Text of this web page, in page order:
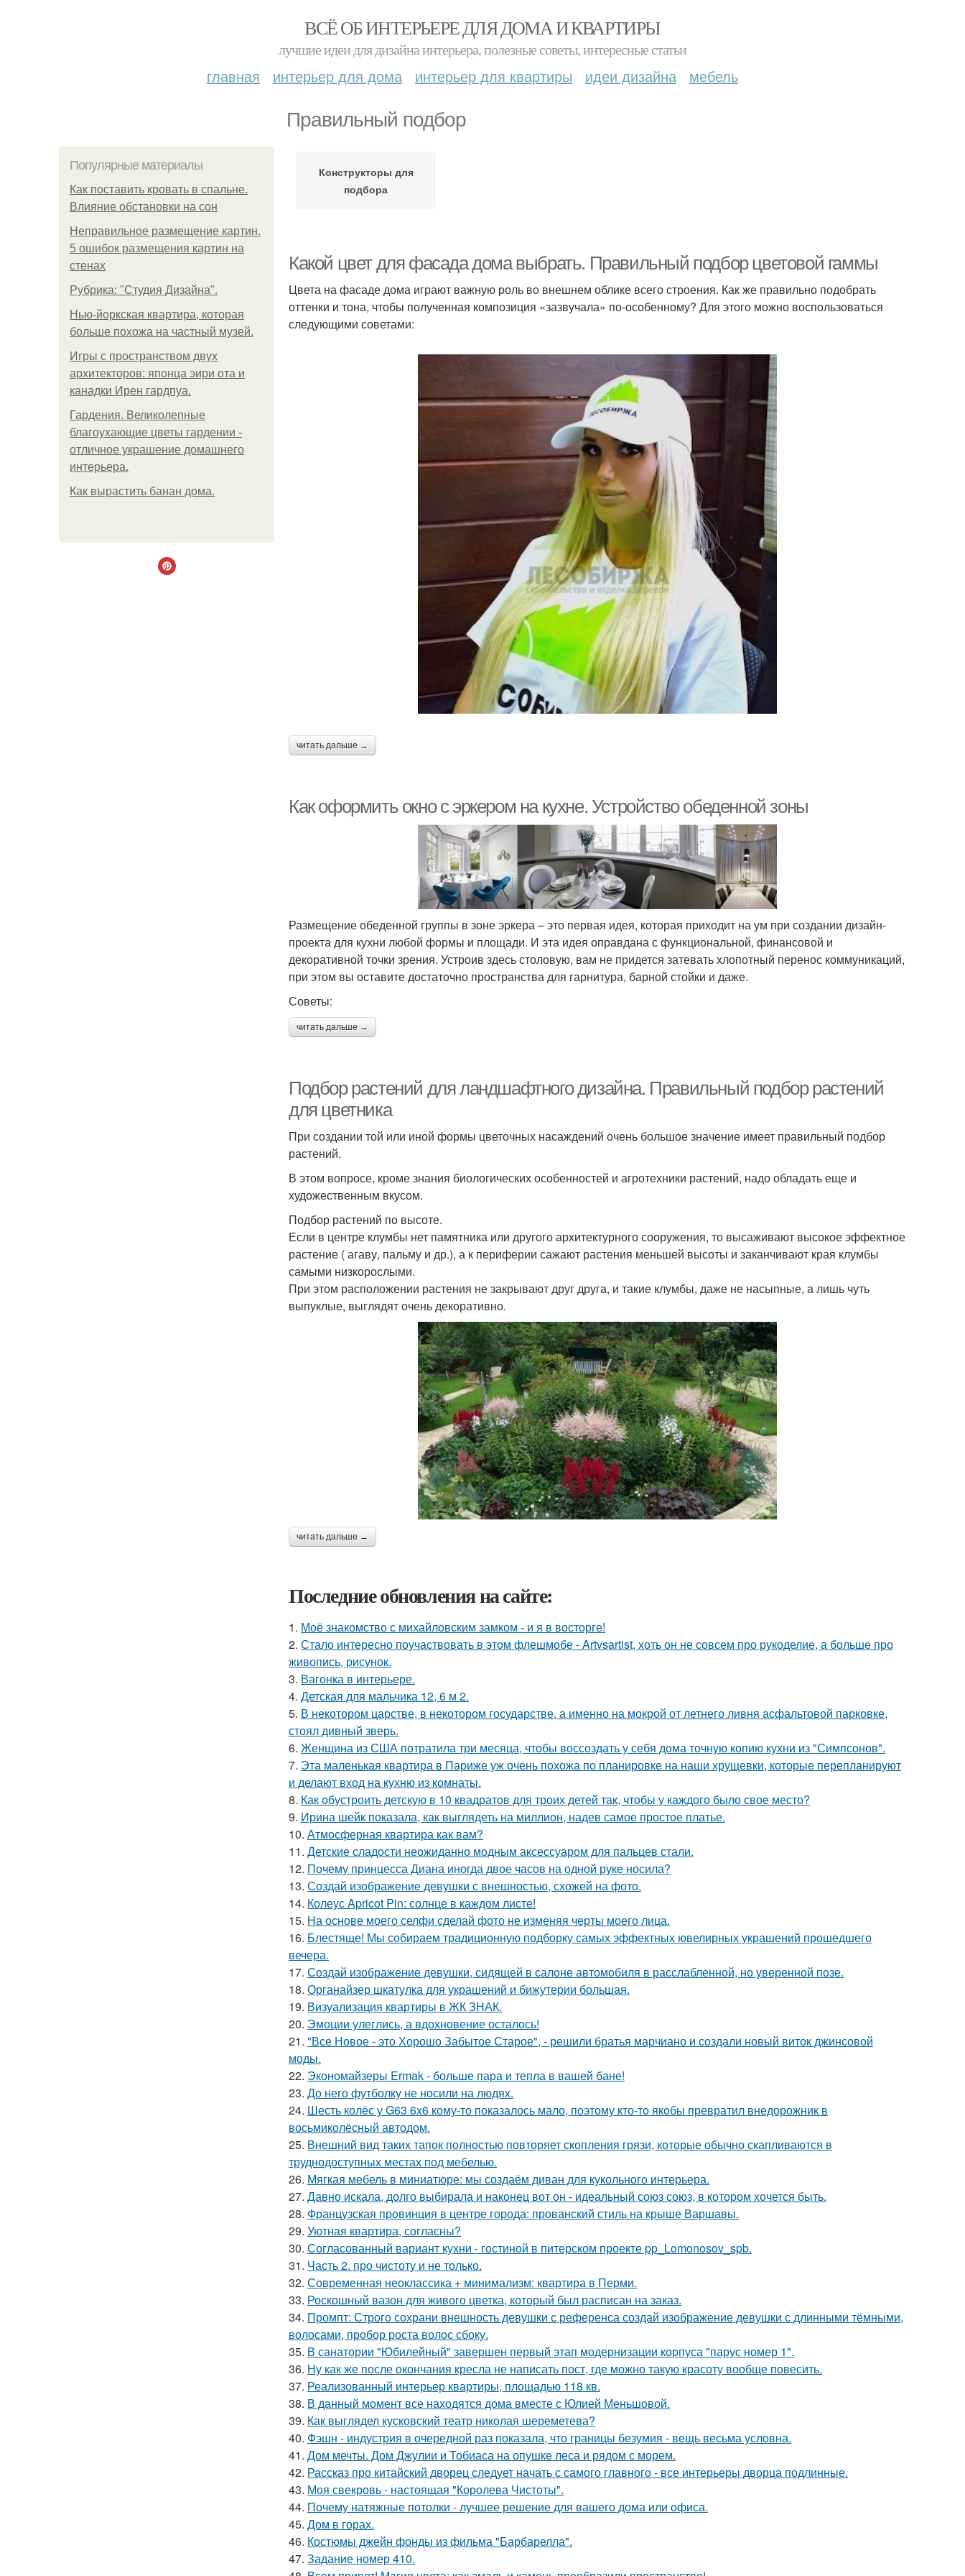
ВСЁ ОБ ИНТЕРЬЕРЕ ДЛЯ ДОМА И КВАРТИРЫ
лучшие идеи для дизайна интерьера, полезные советы, интересные статьи
главная интерьер для дома интерьер для квартиры идеи дизайна мебель
Правильный подбор
Популярные материалы
Как поставить кровать в спальне.
Влияние обстановки на сон
Неправильное размещение картин.
5 ошибок размещения картин на
стенах
Рубрика: "Студия Дизайна".
Нью-йоркская квартира, которая
больше похожа на частный музей.
Игры с пространством двух
архитекторов: японца эири ота и
канадки Ирен гардпуа.
Гардения. Великолепные
благоухающие цветы гардении -
отличное украшение домашнего
интерьера.
Как вырастить банан дома.
Конструкторы для
подбора
Какой цвет для фасада дома выбрать. Правильный подбор цветовой гаммы
Цвета на фасаде дома играют важную роль во внешнем облике всего строения. Как же правильно подобрать
оттенки и тона, чтобы полученная композиция «зазвучала» по-особенному? Для этого можно воспользоваться
следующими советами:
читать дальше →
Как оформить окно с эркером на кухне. Устройство обеденной зоны
Размещение обеденной группы в зоне эркера – это первая идея, которая приходит на ум при создании дизайн-
проекта для кухни любой формы и площади. И эта идея оправдана с функциональной, финансовой и
декоративной точки зрения. Устроив здесь столовую, вам не придется затевать хлопотный перенос коммуникаций,
при этом вы оставите достаточно пространства для гарнитура, барной стойки и даже.
Советы:
читать дальше →
Подбор растений для ландшафтного дизайна. Правильный подбор растений
для цветника
При создании той или иной формы цветочных насаждений очень большое значение имеет правильный подбор
растений.
В этом вопросе, кроме знания биологических особенностей и агротехники растений, надо обладать еще и
художественным вкусом.
Подбор растений по высоте.
Если в центре клумбы нет памятника или другого архитектурного сооружения, то высаживают высокое эффектное
растение ( агаву, пальму и др.), а к периферии сажают растения меньшей высоты и заканчивают края клумбы
самыми низкорослыми.
При этом расположении растения не закрывают друг друга, и такие клумбы, даже не насыпные, а лишь чуть
выпуклые, выглядят очень декоративно.
читать дальше →
Последние обновления на сайте:
1. Моё знакомство с михайловским замком - и я в восторге!
2. Стало интересно поучаствовать в этом флешмобе - Artvsartist, хоть он не совсем про рукоделие, а больше про
живопись, рисунок.
3. Вагонка в интерьере.
4. Детская для мальчика 12, 6 м 2.
5. В некотором царстве, в некотором государстве, а именно на мокрой от летнего ливня асфальтовой парковке,
стоял дивный зверь.
6. Женщина из США потратила три месяца, чтобы воссоздать у себя дома точную копию кухни из "Симпсонов".
7. Эта маленькая квартира в Париже уж очень похожа по планировке на наши хрущевки, которые перепланируют
и делают вход на кухню из комнаты.
8. Как обустроить детскую в 10 квадратов для троих детей так, чтобы у каждого было свое место?
9. Ирина шейк показала, как выглядеть на миллион, надев самое простое платье.
10. Атмосферная квартира как вам?
11. Детские сладости неожиданно модным аксессуаром для пальцев стали.
12. Почему принцесса Диана иногда двое часов на одной руке носила?
13. Создай изображение девушки с внешностью, схожей на фото.
14. Колеус Apricot Pin: солнце в каждом листе!
15. На основе моего селфи сделай фото не изменяя черты моего лица.
16. Блестяще! Мы собираем традиционную подборку самых эффектных ювелирных украшений прошедшего
вечера.
17. Создай изображение девушки, сидящей в салоне автомобиля в расслабленной, но уверенной позе.
18. Органайзер шкатулка для украшений и бижутерии большая.
19. Визуализация квартиры в ЖК ЗНАК.
20. Эмоции улеглись, а вдохновение осталось!
21. "Все Новое - это Хорошо Забытое Старое", - решили братья марчиано и создали новый виток джинсовой
моды.
22. Экономайзеры Ermak - больше пара и тепла в вашей бане!
23. До него футболку не носили на людях.
24. Шесть колёс у G63 6x6 кому-то показалось мало, поэтому кто-то якобы превратил внедорожник в
восьмиколёсный автодом.
25. Внешний вид таких тапок полностью повторяет скопления грязи, которые обычно скапливаются в
труднодоступных местах под мебелью.
26. Мягкая мебель в миниатюре: мы создаём диван для кукольного интерьера.
27. Давно искала, долго выбирала и наконец вот он - идеальный союз союз, в котором хочется быть.
28. Французская провинция в центре города: прованский стиль на крыше Варшавы.
29. Уютная квартира, согласны?
30. Согласованный вариант кухни - гостиной в питерском проекте pp_Lomonosov_spb.
31. Часть 2. про чистоту и не только.
32. Современная неоклассика + минимализм: квартира в Перми.
33. Роскошный вазон для живого цветка, который был расписан на заказ.
34. Промпт: Строго сохрани внешность девушки с референса создай изображение девушки с длинными тёмными,
волосами, пробор роста волос сбоку.
35. В санатории "Юбилейный" завершен первый этап модернизации корпуса "парус номер 1".
36. Ну как же после окончания кресла не написать пост, где можно такую красоту вообще повесить.
37. Реализованный интерьер квартиры, площадью 118 кв.
38. В данный момент все находятся дома вместе с Юлией Меньшовой.
39. Как выглядел кусковский театр николая шереметева?
40. Фэшн - индустрия в очередной раз показала, что границы безумия - вещь весьма условна.
41. Дом мечты. Дом Джулии и Тобиаса на опушке леса и рядом с морем.
42. Рассказ про китайский дворец следует начать с самого главного - все интерьеры дворца подлинные.
43. Моя свекровь - настоящая "Королева Чистоты".
44. Почему натяжные потолки - лучшее решение для вашего дома или офиса.
45. Дом в горах.
46. Костюмы джейн фонды из фильма "Барбарелла".
47. Задание номер 410.